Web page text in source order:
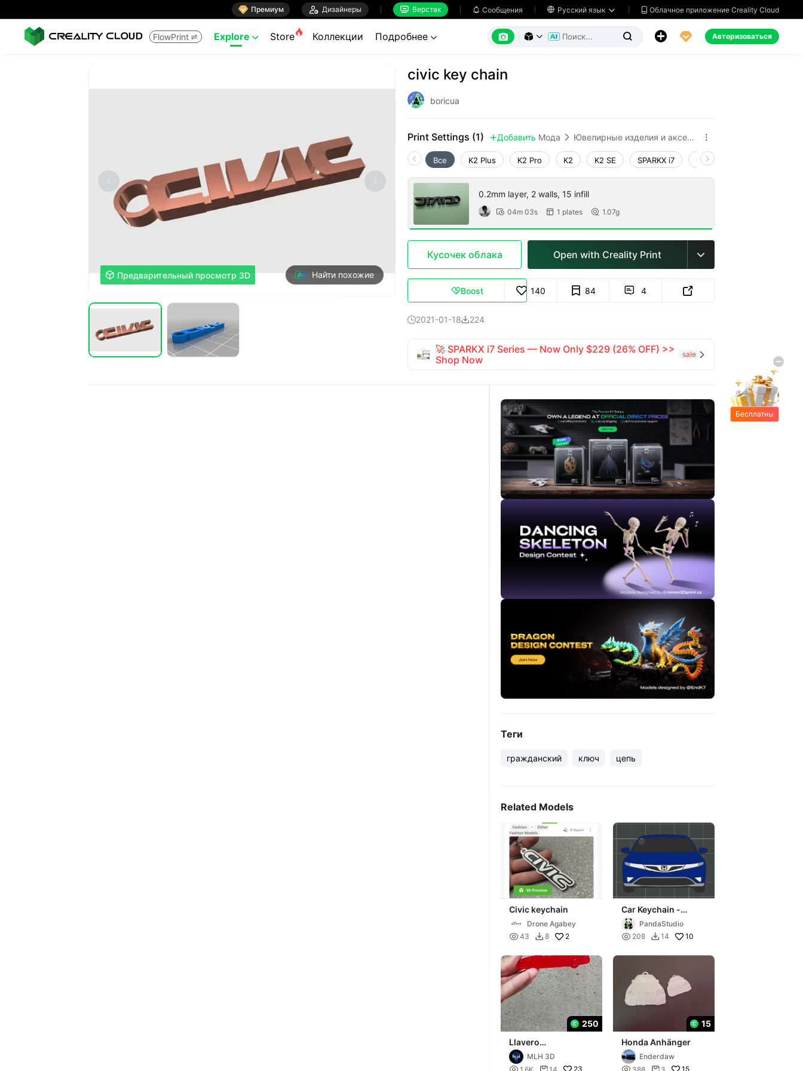
 Премиум  Дизайнеры  Верстак  Сообщения  Русский язык   Облачное приложение Creality Cloud
FlowPrint  Explore  Store Коллекции Подробнее        Авторизоваться
 Предварительный просмотр 3D Найти похожие
civic key chain
boricua
Print Settings (1)  Добавить Мода  Ювелирные изделия и аксессуары 
Все K2 Plus K2 Pro K2 K2 SE SPARKX i7 Creality Hi
0.2mm layer, 2 walls, 15 infill
 04m 03s  1 plates  1.07g
Кусочек облака Open with Creality Print 
Boost 140 84  4 
2021-01-18224
🚀 SPARKX i7 Series — Now Only $229 (26% OFF) >>
Shop Now
sale 
Теги
гражданский ключ цепь
Related Models
Civic keychain
Drone Agabey
 43  8 2
Car Keychain -
Honda Civic VIII
PandaStudio
 208  14 10
250
Llavero
Tridimensional
Honda Civic
MLH 3D
23
15
Honda Anhänger
Enderdaw
15
Бесплатны